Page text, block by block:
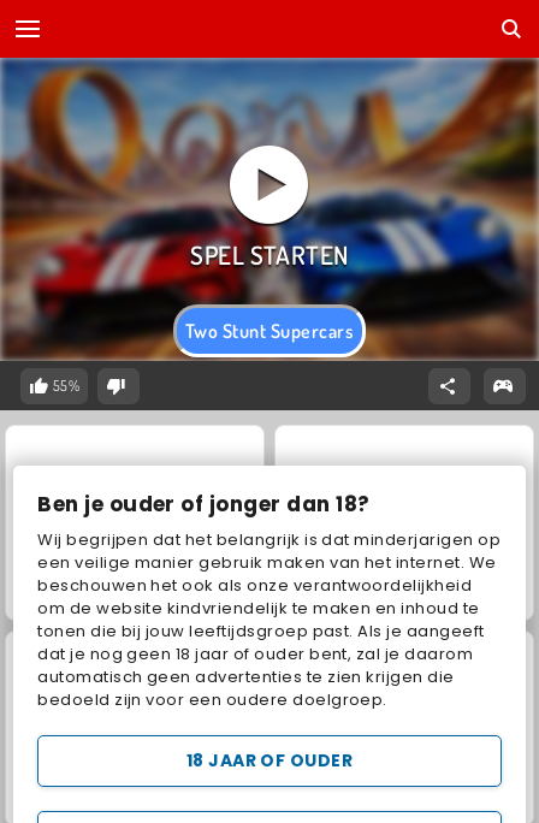
Ben je ouder of jonger dan 18?
Wij begrijpen dat het belangrijk is dat minderjarigen op
een veilige manier gebruik maken van het internet. We
beschouwen het ook als onze verantwoordelijkheid
om de website kindvriendelijk te maken en inhoud te
tonen die bij jouw leeftijdsgroep past. Als je aangeeft
dat je nog geen 18 jaar of ouder bent, zal je daarom
automatisch geen advertenties te zien krijgen die
bedoeld zijn voor een oudere doelgroep.
18 JAAR OF OUDER
Two Stunt Supercars
55%
Scala 40 Juice Merge